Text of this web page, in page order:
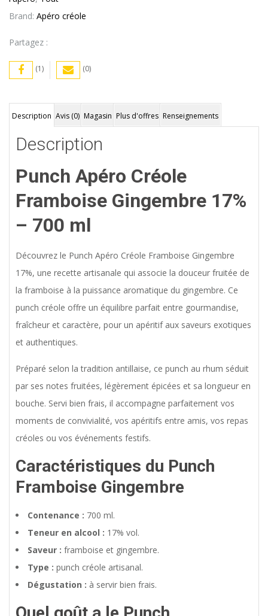
ml
Brand: Apéro créole
Partagez :
(1) (0)
Description Avis (0) Magasin Plus d'offres Renseignements
Description
Punch Apéro Créole
Framboise Gingembre 17%
– 700 ml
Découvrez le Punch Apéro Créole Framboise Gingembre
17%, une recette artisanale qui associe la douceur fruitée de
la framboise à la puissance aromatique du gingembre. Ce
punch créole offre un équilibre parfait entre gourmandise,
fraîcheur et caractère, pour un apéritif aux saveurs exotiques
et authentiques.
Préparé selon la tradition antillaise, ce punch au rhum séduit
par ses notes fruitées, légèrement épicées et sa longueur en
bouche. Servi bien frais, il accompagne parfaitement vos
moments de convivialité, vos apéritifs entre amis, vos repas
créoles ou vos événements festifs.
Caractéristiques du Punch
Framboise Gingembre
Contenance : 700 ml.
Teneur en alcool : 17% vol.
Saveur : framboise et gingembre.
Type : punch créole artisanal.
Dégustation : à servir bien frais.